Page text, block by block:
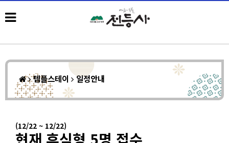
템플스테이 일정안내
(12/22 ~ 12/22)
현재 휴식형 5명 접수